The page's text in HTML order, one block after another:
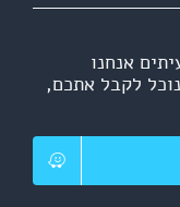
אנחנו
לקבל אתכם,